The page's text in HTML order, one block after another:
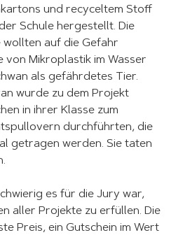
und recyceltem Stoff
Schule hergestellt. Die
wollten auf die Gefahr
von Mikroplastik im Wasser
als gefährdetes Tier.
wurde zu dem Projekt
in ihrer Klasse zum
durchführten, die
getragen werden. Sie taten
es für die Jury war,
aller Projekte zu erfüllen. Die
Preis, ein Gutschein im Wert